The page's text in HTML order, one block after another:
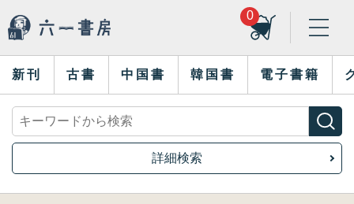
0
新刊 古書 中国書 韓国書 電子書籍
詳細検索